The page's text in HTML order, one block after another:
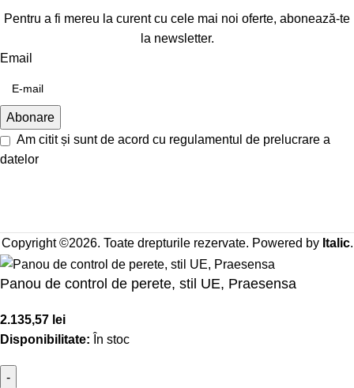
Pentru a fi mereu la curent cu cele mai noi oferte, abonează-te
la newsletter.
Email
Am citit și sunt de acord cu regulamentul de prelucrare a
datelor
Copyright ©2026. Toate drepturile rezervate. Powered by Italic.
Panou de control de perete, stil UE, Praesensa
2.135,57 lei
Disponibilitate: În stoc